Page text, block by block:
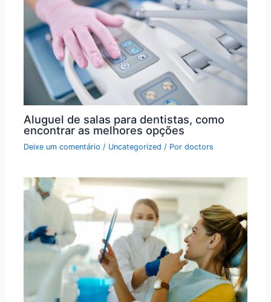
Aluguel de salas para dentistas, como
encontrar as melhores opções
Deixe um comentário / Uncategorized / Pordoctors